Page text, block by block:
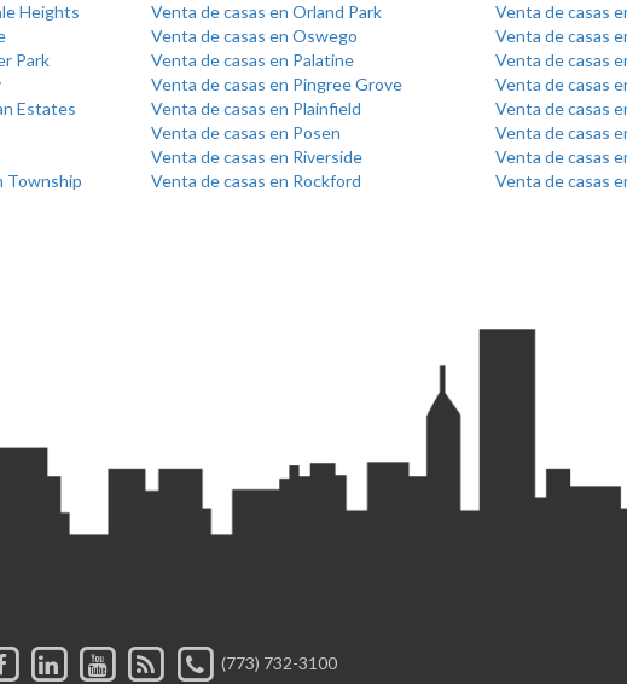
Heights
Park
Estates
Township
Venta de casas en Orland Park
Venta de casas en Oswego
Venta de casas en Palatine
Venta de casas en Pingree Grove
Venta de casas en Plainfield
Venta de casas en Posen
Venta de casas en Riverside
Venta de casas en Rockford
Venta de casas
Venta de casas
Venta de casas
Venta de casas
Venta de casas
Venta de casas
Venta de casas
Venta de casas
(773) 732-3100